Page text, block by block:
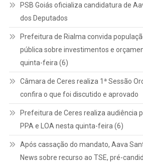
PSB Goiás oficializa candidatura de
dos Deputados
Prefeitura de Rialma convida
pública sobre investimentos e
quinta-feira (6)
Câmara de Ceres realiza 1ª Sessão
confira o que foi discutido e aprovado
Prefeitura de Ceres realiza audiência
PPA e LOA nesta quinta-feira (6)
Após cassação do mandato, Aava
News sobre recurso ao TSE, pré-